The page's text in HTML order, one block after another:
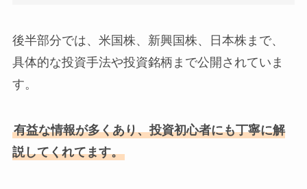
後半部分では、米国株、新興国株、日本株まで、
具体的な投資手法や投資銘柄まで公開されていま
す。
有益な情報が多くあり、投資初心者にも丁寧に解
説してくれてます。